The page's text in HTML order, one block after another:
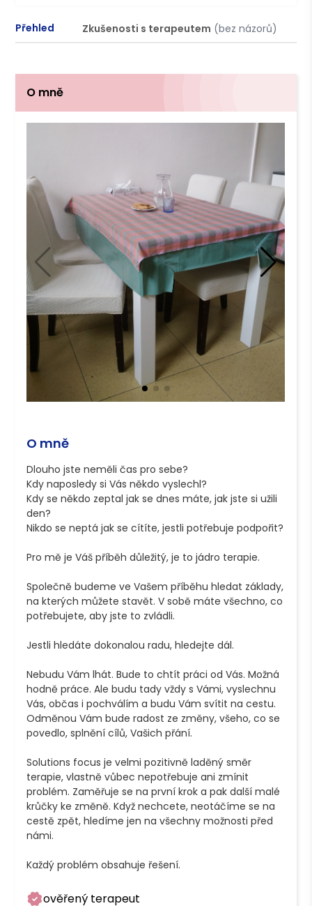
Přehled Zkušenosti s terapeutem (bez názorů)
O mně
O mně
Dlouho jste neměli čas pro sebe?
Kdy naposledy si Vás někdo vyslechl?
Kdy se někdo zeptal jak se dnes máte, jak jste si užili
den?
Nikdo se neptá jak se cítíte, jestli potřebuje podpořit?
Pro mě je Váš příběh důležitý, je to jádro terapie.
Společně budeme ve Vašem příběhu hledat základy,
na kterých můžete stavět. V sobě máte všechno, co
potřebujete, aby jste to zvládli.
Jestli hledáte dokonalou radu, hledejte dál.
Nebudu Vám lhát. Bude to chtít práci od Vás. Možná
hodně práce. Ale budu tady vždy s Vámi, vyslechnu
Vás, občas i pochválím a budu Vám svítit na cestu.
Odměnou Vám bude radost ze změny, všeho, co se
povedlo, splnění cílů, Vašich přání.
Solutions focus je velmi pozitivně laděný směr
terapie, vlastně vůbec nepotřebuje ani zmínit
problém. Zaměřuje se na první krok a pak další malé
krůčky ke změně. Když nechcete, neotáčíme se na
cestě zpět, hledíme jen na všechny možnosti před
námi.
Každý problém obsahuje řešení.
ověřený terapeut